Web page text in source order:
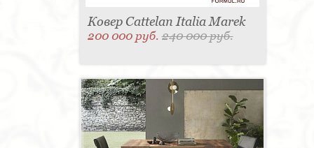
Ковер Cattelan Italia Marek
200 000 руб.240 000 руб.